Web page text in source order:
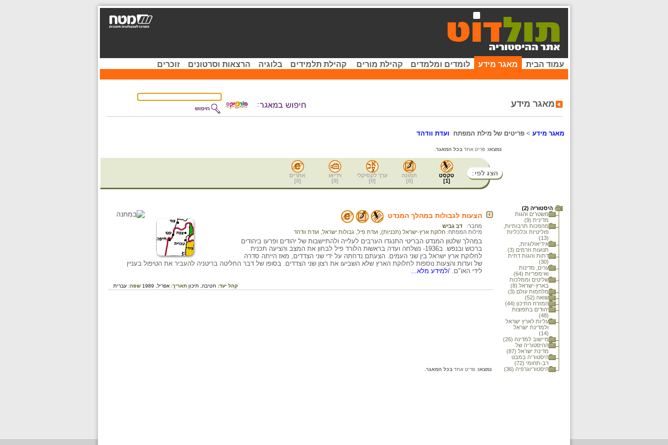
עמוד הבית מאגר מידע לומדים ומלמדים קהילת מורים קהילת תלמידים בלוגיה הרצאות וסרטונים זוכרים
מאגר מידע
מאגר מידע > פריטים של מילת המפתח ועדת וודהד
נמצאו: פריט אחד בכל המאגר.
טקסט
[
1
]
תמונה
[
0
]
ערך לקסיקלי
[
0
]
וידיאו
[
0
]
אתרים
[
0
]
היסטוריה (2)
משטרים והגות
מדינית (9)
מהפכות תרבותיות,
פוליטיות וכלכליות
(13)
אידיאולוגיות,
תנועות וזרמים (3)
דתות והגות דתית
(30)
ערים, מדינות
ואימפריות (64)
שליטים וממלכות
בארץ-ישראל (8)
מלחמות עולם (3)
שואה (52)
המזרח התיכון (44)
יהודים בתפוצות
(48)
עליות לארץ ישראל
ולמדינת ישראל
(14)
מיישוב למדינה (26)
ההיסטוריה של
מדינת ישראל (87)
היסטוריה במבט
רב-תחומי (72)
היסטוריוגרפיה (36)
הצעות לגבולות במהלך המנדט
מחבר:
דב גביש
מילות המפתח: חלוקת ארץ-ישראל (תכניות) ועדת פיל גבולות ישראל ועדת וודהד
במהלך שלטון המנדט הבריטי התנגדו הערבים לעלייה ולהתיישבות של יהודים ופרעו ביהודים
ברכוש ובנפש. ב1936- נשלחה ועדה בראשות הלורד פיל לבחון את המצב והציעה תכנית
לחלוקת ארץ ישראל בין שני העמים. הצעתם נדחתה על ידי שני הצדדים, מאז הייתה סדרה
של ועדות והצעות נוספות לחלוקת הארץ שלא השביעו את רצון שני הצדדים. בסופו של דבר החליטה בריטניה להעביר את הטיפול בעניין
לידי האו"ם. /למידע מלא...
קהל יעד: חטיבה, תיכון תאריך: אפריל, 1989 שפה: עברית
נמצאו: פריט אחד בכל המאגר.